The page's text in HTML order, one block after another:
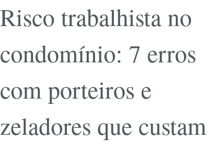
Risco trabalhista no
condomínio: 7 erros
com porteiros e
zeladores que custam